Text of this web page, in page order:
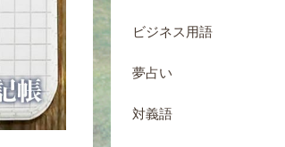
ビジネス用語
夢占い
対義語